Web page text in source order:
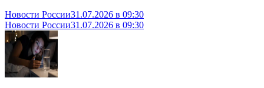
Новости России31.07.2026 в 09:30
Новости России31.07.2026 в 09:30